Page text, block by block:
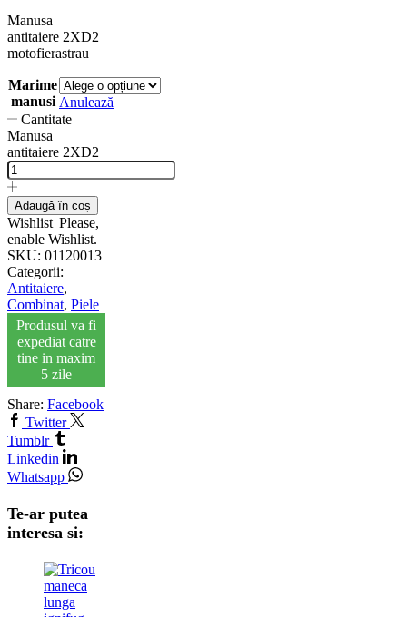
Manusa
antitaiere 2XD2
motofierastrau
Marime
manusi Anulează
Cantitate
Manusa
antitaiere 2XD2
Adaugă în coș
Wishlist Please,
enable Wishlist.
SKU: 01120013
Categorii:
Antitaiere,
Combinat, Piele
Produsul va fi
expediat catre
tine in maxim
5 zile
Share: Facebook
Twitter
Tumblr
Linkedin
Whatsapp
Te-ar putea
interesa si: